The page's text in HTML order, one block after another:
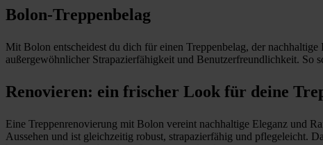
Bolon-Treppenbelag
Mit Bolon entscheidest du dich für einen Treppenbelag, der
außergewöhnlicher Strapazierfähigkeit und Benutzerfreundlichkeit. So
Renovieren: ein frischer Look für deine
Eine Treppenrenovierung mit Bolon vereint nachhaltige Eleganz und
Aussehen und ist gleichzeitig robust, strapazierfähig und pflegeleicht.